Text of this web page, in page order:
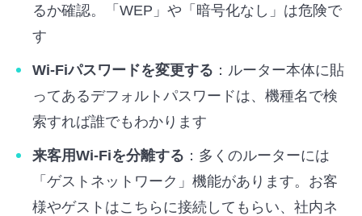
るか確認。「WEP」や「暗号化なし」は危険で
す
Wi-Fiパスワードを変更する ：ルーター本体に貼
ってあるデフォルトパスワードは、機種名で検
索すれば誰でもわかります
来客用Wi-Fiを分離する ：多くのルーターには
「ゲストネットワーク」機能があります。お客
様やゲストはこちらに接続してもらい、社内ネ